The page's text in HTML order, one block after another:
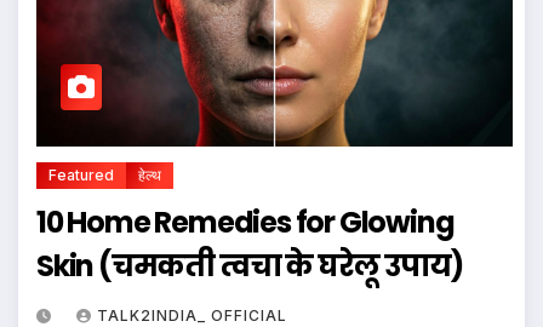
Featured हेल्थ
10 Home Remedies for Glowing
Skin (चमकती त्वचा के घरेलू उपाय)
TALK2INDIA_ OFFICIAL